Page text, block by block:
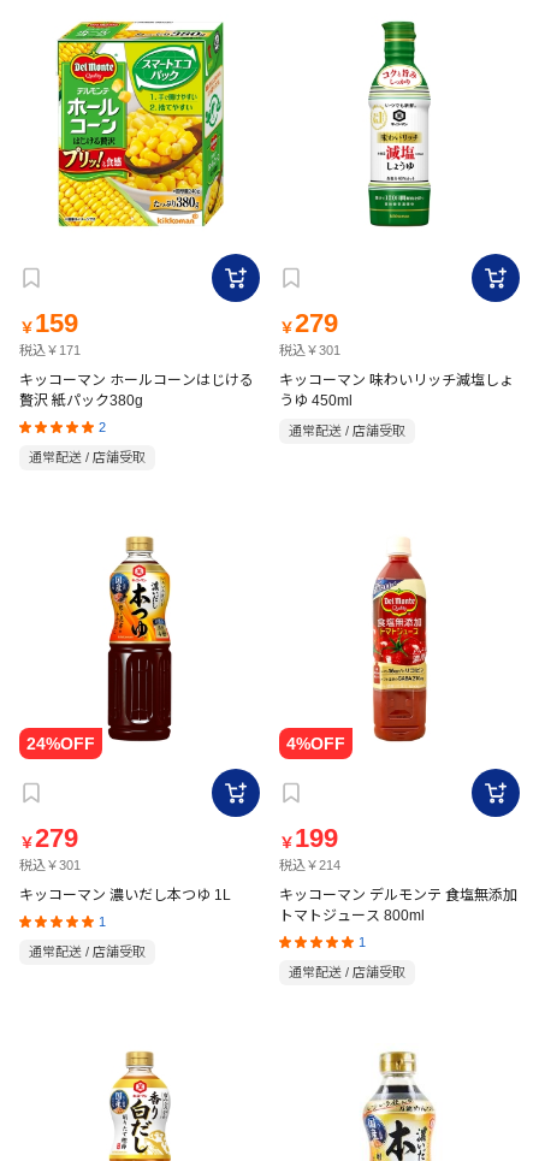
￥ 159
税込￥171
キッコーマン ホールコーンはじける
贅沢 紙パック380g
2
通常配送 / 店舗受取
￥279
税込￥301
キッコーマン 味わいリッチ減塩しょ
うゆ 450ml
通常配送 / 店舗受取
￥279
税込￥301
キッコーマン 濃いだし本つゆ 1L
1
通常配送 / 店舗受取
￥ 199
税込￥214
キッコーマン デルモンテ 食塩無添加
トマトジュース 800ml
1
通常配送 / 店舗受取